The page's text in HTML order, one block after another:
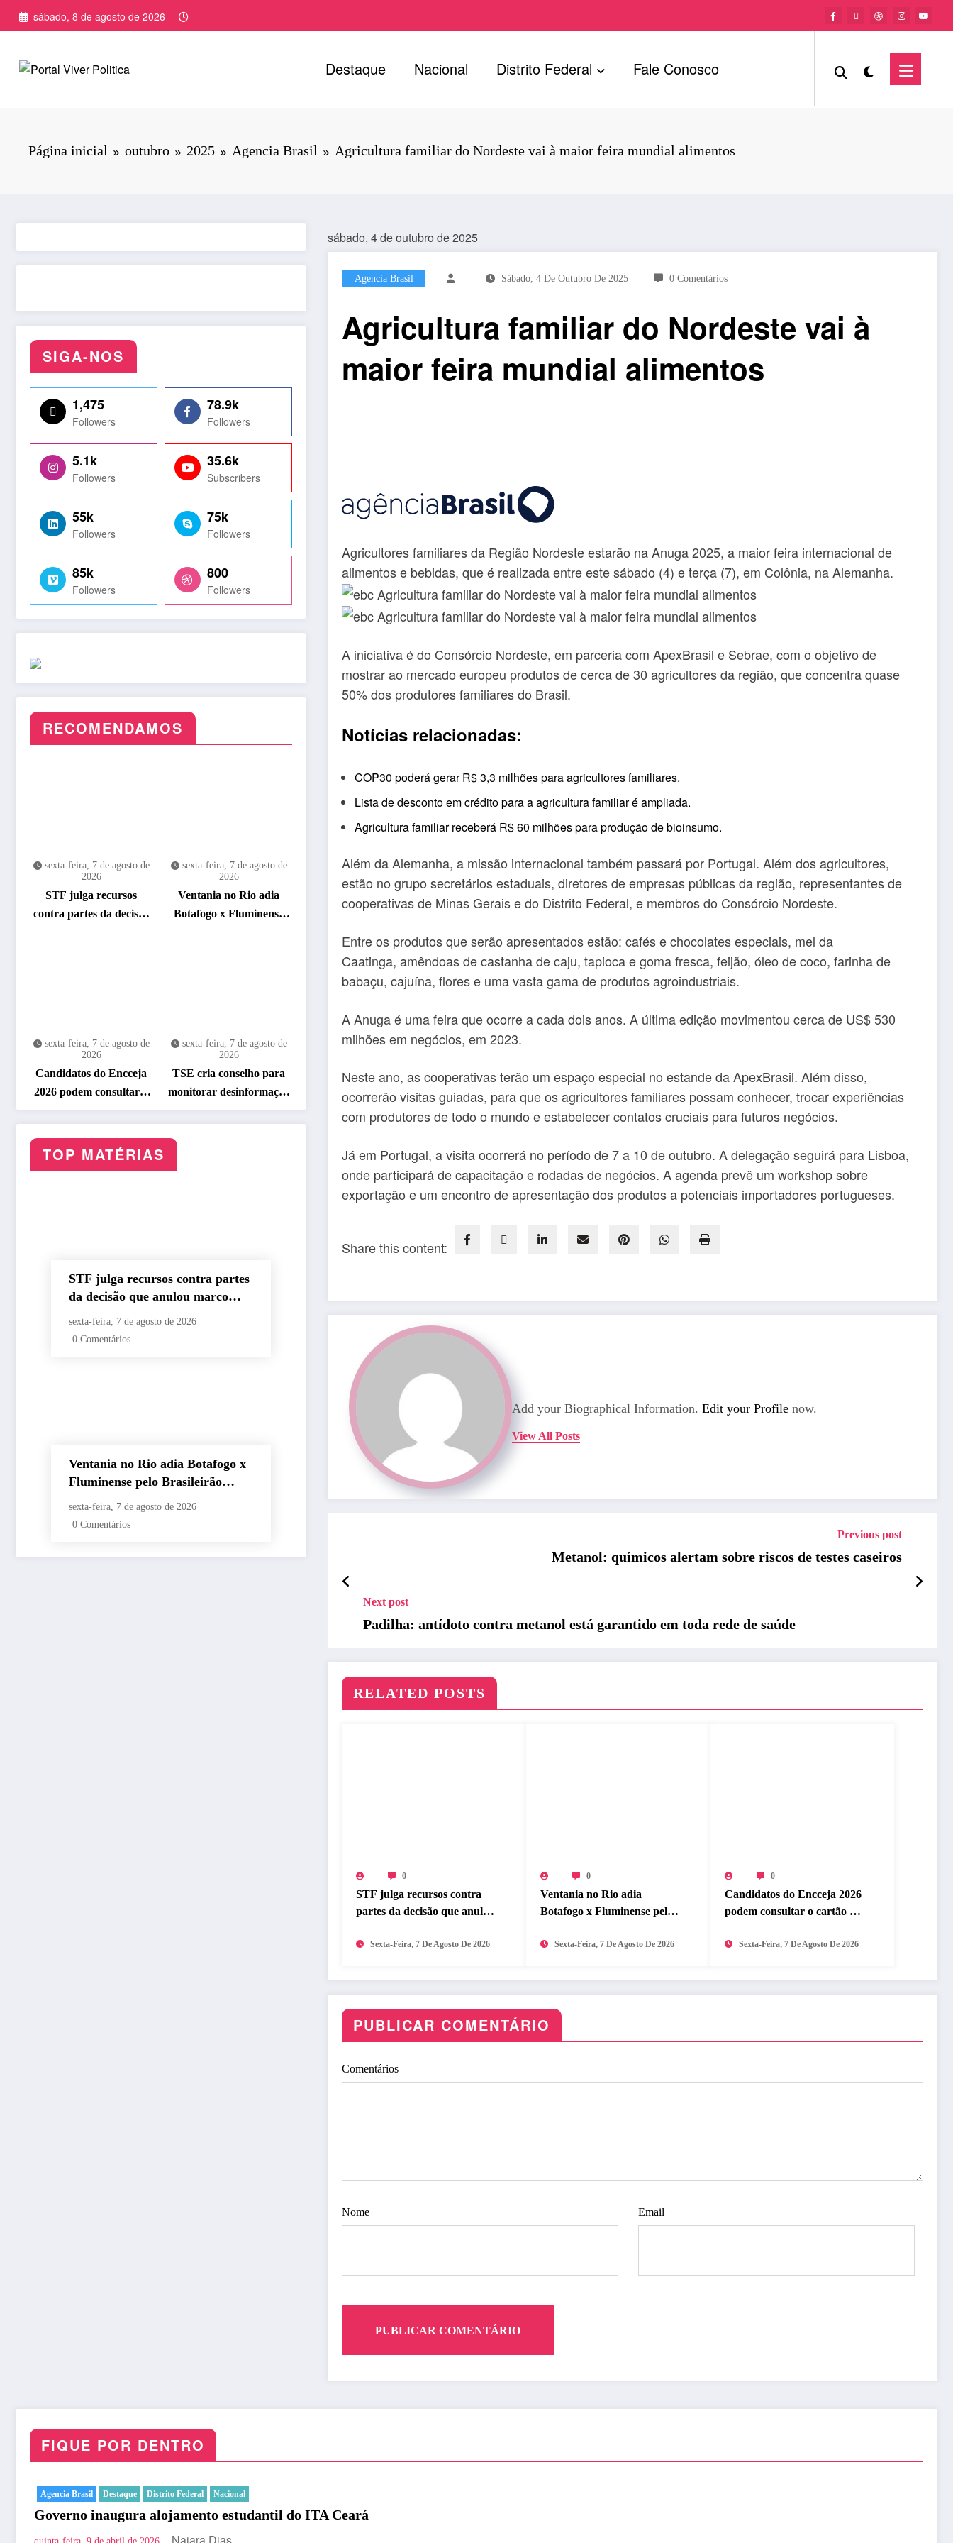
Pular
para
conteúdo
sábado, 8 de agosto de 2026
Destaque Nacional Distrito Federal Fale Conosco
Página inicial outubro 2025 Agencia Brasil Agricultura familiar do Nordeste vai à maior feira mundial alimentos
SIGA-NOS
1,475
Followers
78.9k
Followers
5.1k
Followers
35.6k
Subscribers
55k
Followers
75k
Followers
85k
Followers
800
Followers
RECOMENDAMOS
sexta-feira, 7 de agosto de
2026
STF julga recursos
contra partes da decisão
sexta-feira, 7 de agosto de
2026
Ventania no Rio adia
Botafogo x Fluminense
sexta-feira, 7 de agosto de
2026
Candidatos do Encceja
2026 podem consultar o
cartão de inscrição
sexta-feira, 7 de agosto de
2026
TSE cria conselho para
monitorar desinformação
e IA nas eleições
TOP MATÉRIAS
STF julga recursos contra partes
da decisão que anulou marco
temporal
sexta-feira, 7 de agosto de 2026
0 Comentários
Ventania no Rio adia Botafogo x
Fluminense pelo Brasileirão
Feminino
sexta-feira, 7 de agosto de 2026
0 Comentários
sábado, 4 de outubro de 2025
Agencia Brasil Sábado, 4 De Outubro De 2025 0 Comentários
Agricultura familiar do Nordeste vai à
maior feira mundial alimentos
Agricultores familiares da Região Nordeste estarão na Anuga 2025, a maior feira internacional de
alimentos e bebidas, que é realizada entre este sábado (4) e terça (7), em Colônia, na Alemanha.
A iniciativa é do Consórcio Nordeste, em parceria com ApexBrasil e Sebrae, com o objetivo de
mostrar ao mercado europeu produtos de cerca de 30 agricultores da região, que concentra quase
50% dos produtores familiares do Brasil.
Notícias relacionadas:
COP30 poderá gerar R$ 3,3 milhões para agricultores familiares.
Lista de desconto em crédito para a agricultura familiar é ampliada.
Agricultura familiar receberá R$ 60 milhões para produção de bioinsumo.
Além da Alemanha, a missão internacional também passará por Portugal. Além dos agricultores,
estão no grupo secretários estaduais, diretores de empresas públicas da região, representantes de
cooperativas de Minas Gerais e do Distrito Federal, e membros do Consórcio Nordeste.
Entre os produtos que serão apresentados estão: cafés e chocolates especiais, mel da
Caatinga, amêndoas de castanha de caju, tapioca e goma fresca, feijão, óleo de coco, farinha de
babaçu, cajuína, flores e uma vasta gama de produtos agroindustriais.
A Anuga é uma feira que ocorre a cada dois anos. A última edição movimentou cerca de US$ 530
milhões em negócios, em 2023.
Neste ano, as cooperativas terão um espaço especial no estande da ApexBrasil. Além disso,
ocorrerão visitas guiadas, para que os agricultores familiares possam conhecer, trocar experiências
com produtores de todo o mundo e estabelecer contatos cruciais para futuros negócios.
Já em Portugal, a visita ocorrerá no período de 7 a 10 de outubro. A delegação seguirá para Lisboa,
onde participará de capacitação e rodadas de negócios. A agenda prevê um workshop sobre
exportação e um encontro de apresentação dos produtos a potenciais importadores portugueses.
Share this content:
Add your Biographical Information.Edit your Profile now.
View All Posts
Previous post
Metanol: químicos alertam sobre riscos de testes caseiros
Next post
Padilha: antídoto contra metanol está garantido em toda rede de saúde
RELATED POSTS
0
STF julga recursos contra
partes da decisão que anulou
marco temporal
Sexta-Feira, 7 De Agosto De 2026
0
Ventania no Rio adia
Botafogo x Fluminense pelo
Brasileirão Feminino
Sexta-Feira, 7 De Agosto De 2026
0
Candidatos do Encceja 2026
podem consultar o cartão de
inscrição
Sexta-Feira, 7 De Agosto De 2026
PUBLICAR COMENTÁRIO
Comentários
Nome Email
FIQUE POR DENTRO
Agencia Brasil Destaque Distrito Federal Nacional
Governo inaugura alojamento estudantil do ITA Ceará